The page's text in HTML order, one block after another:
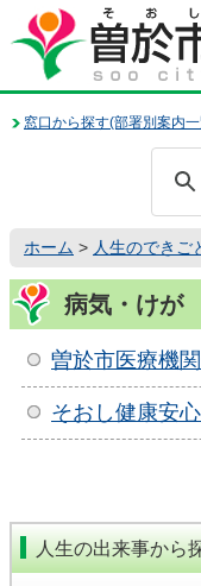
本
文
移
動
窓口から探す(部署別案内
ホーム > 人生のできご
病気・けが
曽於市医療機
そおし健康安
人生の出来事から